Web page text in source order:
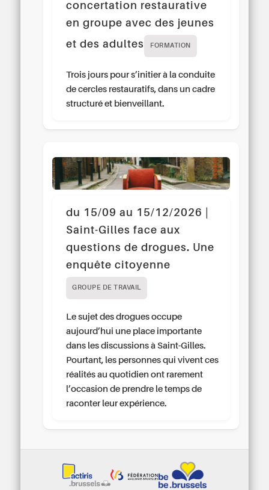
concertation restaurative
en groupe avec des jeunes
et des adultes
FORMATION
Trois jours pour s’initier à la conduite
de cercles restauratifs, dans un cadre
structuré et bienveillant.
du 15/09 au 15/12/2026 |
Saint-Gilles face aux
questions de drogues. Une
enquête citoyenne
GROUPE DE TRAVAIL
Le sujet des drogues occupe
aujourd’hui une place importante
dans les discussions à Saint-Gilles.
Pourtant, les personnes qui vivent ces
réalités au quotidien ont rarement
l’occasion de prendre le temps de
raconter leur expérience.